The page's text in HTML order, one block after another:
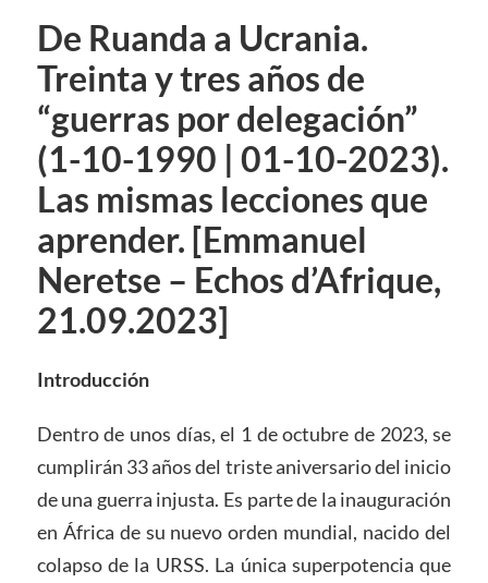
De Ruanda a Ucrania.
Treinta y tres años de
“guerras por delegación”
(1-10-1990 | 01-10-2023).
Las mismas lecciones que
aprender. [Emmanuel
Neretse – Echos d’Afrique,
21.09.2023]
Introducción
Dentro de unos días, el 1 de octubre de 2023, se
cumplirán 33 años del triste aniversario del inicio
de una guerra injusta. Es parte de la inauguración
en África de su nuevo orden mundial, nacido del
colapso de la URSS. La única superpotencia que